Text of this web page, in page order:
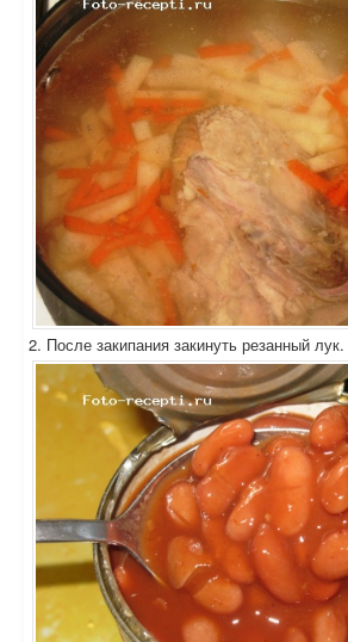
2. После закипания закинуть резанный лук.